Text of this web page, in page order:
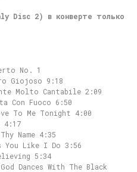
Disc 2) в конверте только
No. 1
Giojoso 9:18
Molto Cantabile 2:09
Con Fuoco 6:50
To Me Tonight 4:00
4:17
Name 4:35
You Like I Do 3:56
5:34
Dances With The Black